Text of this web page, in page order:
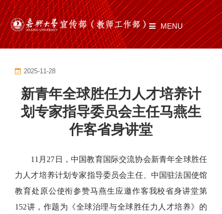
MENU
部门职责
工作动态
通知公告
文件制度
2025-11-28
新青年全球胜任力人才培养计
划专家指导委员会主任马燕生
作客省身讲堂
11月27日，中国教育国际交流协会新青年全球胜任
力人才培养计划专家指导委员会主任、中国驻法国使馆
教育处原公使衔参赞马燕生应邀作客我校省身讲堂第
152讲，作题为《全球治理与全球胜任力人才培养》的